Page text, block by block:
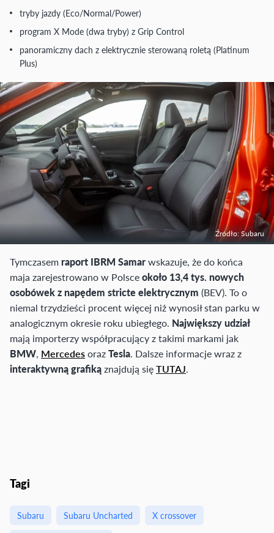
tryby jazdy (Eco/Normal/Power)
program X Mode (dwa tryby) z Grip Control
panoramiczny dach z elektrycznie sterowaną roletą (Platinum
Plus)
Źródło: Subaru
Tymczasem raport IBRM Samarwskazuje, że do końca
maja zarejestrowano w Polsceokoło 13,4 tys. nowych
osobówek z napędem stricte elektrycznym (BEV). To o
niemal trzydzieści procent więcej niż wynosił stan parku w
analogicznym okresie roku ubiegłego. Największy udział
mają importerzy współpracujący z takimi markami jak
BMW, MercedesorazTesla. Dalsze informacje wraz z
interaktywną grafikąznajdują sięTUTAJ.
Tagi
Subaru Subaru Uncharted
X crossover